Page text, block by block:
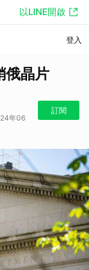
以LINE開啟
登入
俄晶片
年06
訂閱